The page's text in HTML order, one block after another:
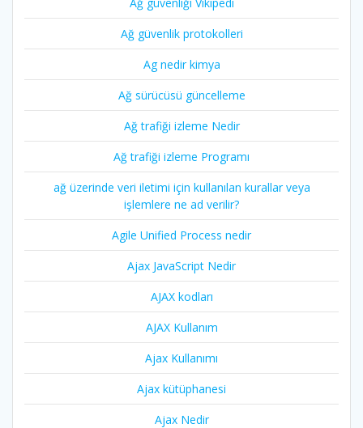
Ağ güvenlik protokolleri
Ag nedir kimya
Ağ sürücüsü güncelleme
Ağ trafiği izleme Nedir
Ağ trafiği izleme Programı
ağ üzerinde veri iletimi için kullanılan kurallar veya
işlemlere ne ad verilir?
Agile Unified Process nedir
Ajax JavaScript Nedir
AJAX kodları
AJAX Kullanım
Ajax Kullanımı
Ajax kütüphanesi
Ajax Nedir